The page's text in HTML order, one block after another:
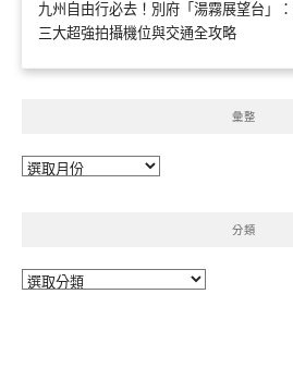
九州自由行必去！別府「湯霧展望台」
三大超強拍攝機位與交通全攻略
彙整
彙
分類
分